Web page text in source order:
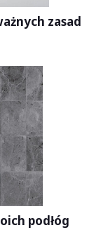
zasad
podłóg